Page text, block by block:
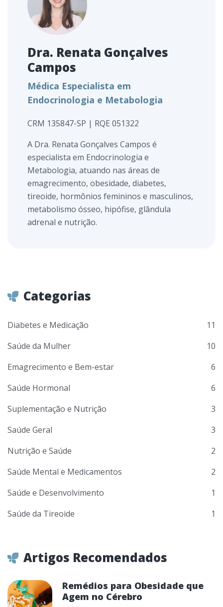
Dra. Renata Gonçalves
Campos
Médica Especialista em
Endocrinologia e Metabologia
CRM 135847-SP | RQE 051322
A Dra. Renata Gonçalves Campos é
especialista em Endocrinologia e
Metabologia, atuando nas áreas de
emagrecimento, obesidade, diabetes,
tireoide, hormônios femininos e masculinos,
metabolismo ósseo, hipófise, glândula
adrenal e nutrição.
Categorias
Diabetes e Medicação
11
Saúde da Mulher
10
Emagrecimento e Bem-estar
6
Saúde Hormonal
6
Suplementação e Nutrição
3
Saúde Geral
3
Nutrição e Saúde
2
Saúde Mental e Medicamentos
2
Saúde e Desenvolvimento
1
Saúde da Tireoide
1
Artigos Recomendados
Remédios para Obesidade que
Agem no Cérebro